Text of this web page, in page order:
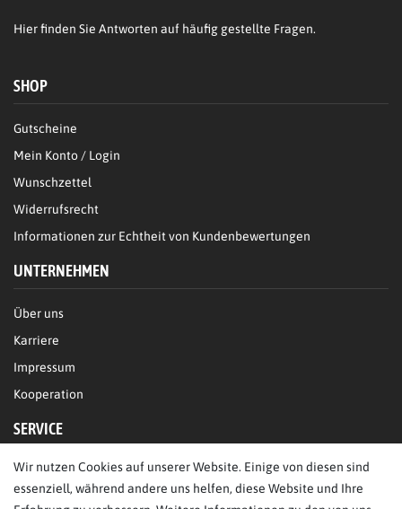
Hierfinden Sie Antworten auf häufig gestellte Fragen.
SHOP
Gutscheine
Mein Konto / Login
Wunschzettel
Widerrufsrecht
Informationen zur Echtheit von Kundenbewertungen
UNTERNEHMEN
Über uns
Karriere
Impressum
Kooperation
SERVICE
FAQ/Hilfe
Wir nutzen Cookies auf unserer Website. Einige von diesen sind
essenziell, während andere uns helfen, diese Website und Ihre